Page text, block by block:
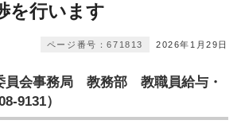
を行います
2026年1月29日
ページ番号：671813
員会事務局 教務部 教職員給与・
9131）